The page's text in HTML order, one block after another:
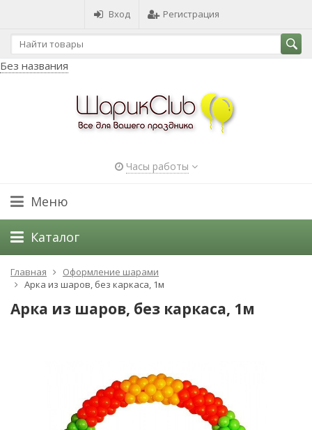
Вход Регистрация
Без названия
Часы работы
Меню
Каталог
Главная
Оформление шарами
Арка из шаров, без каркаса, 1м
Арка из шаров, без каркаса, 1м